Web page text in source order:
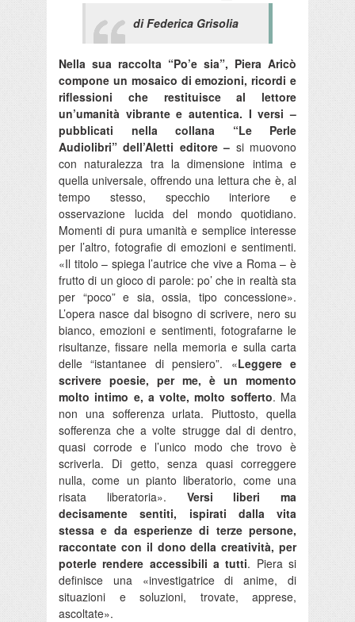
di Federica Grisolia
Nella sua raccolta “Po’e sia”, Piera Aricò
compone un mosaico di emozioni, ricordi e
riflessioni che restituisce al lettore
un’umanità vibrante e autentica. I versi –
pubblicati nella collana “Le Perle
Audiolibri” dell’Aletti editore – si muovono
con naturalezza tra la dimensione intima e
quella universale, offrendo una lettura che è, al
tempo stesso, specchio interiore e
osservazione lucida del mondo quotidiano.
Momenti di pura umanità e semplice interesse
per l’altro, fotografie di emozioni e sentimenti.
«Il titolo – spiega l’autrice che vive a Roma – è
frutto di un gioco di parole: po’ che in realtà sta
per “poco” e sia, ossia, tipo concessione».
L’opera nasce dal bisogno di scrivere, nero su
bianco, emozioni e sentimenti, fotografarne le
risultanze, fissare nella memoria e sulla carta
delle “istantanee di pensiero”. «Leggere e
scrivere poesie, per me, è un momento
molto intimo e, a volte, molto sofferto. Ma
non una sofferenza urlata. Piuttosto, quella
sofferenza che a volte strugge dal di dentro,
quasi corrode e l’unico modo che trovo è
scriverla. Di getto, senza quasi correggere
nulla, come un pianto liberatorio, come una
risata liberatoria». Versi liberi ma
decisamente sentiti, ispirati dalla vita
stessa e da esperienze di terze persone,
raccontate con il dono della creatività, per
poterle rendere accessibili a tutti. Piera si
definisce una «investigatrice di anime, di
situazioni e soluzioni, trovate, apprese,
ascoltate».